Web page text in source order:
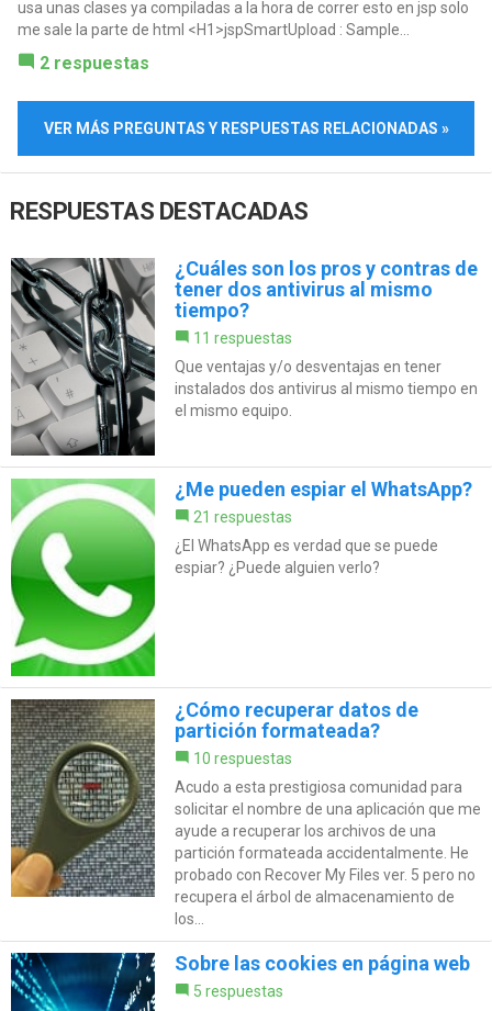
usa unas clases ya compiladas a la hora de correr esto en jsp solo
me sale la parte de html <H1>jspSmartUpload : Sample...
2 respuestas
VER MÁS PREGUNTAS Y RESPUESTAS RELACIONADAS »
RESPUESTAS DESTACADAS
¿Cuáles son los pros y contras de
tener dos antivirus al mismo
tiempo?
11 respuestas
Que ventajas y/o desventajas en tener
instalados dos antivirus al mismo tiempo en
el mismo equipo.
¿Me pueden espiar el WhatsApp?
21 respuestas
¿El WhatsApp es verdad que se puede
espiar? ¿Puede alguien verlo?
¿Cómo recuperar datos de
partición formateada?
10 respuestas
Acudo a esta prestigiosa comunidad para
solicitar el nombre de una aplicación que me
ayude a recuperar los archivos de una
partición formateada accidentalmente. He
probado con Recover My Files ver. 5 pero no
recupera el árbol de almacenamiento de
los...
Sobre las cookies en página web
5 respuestas